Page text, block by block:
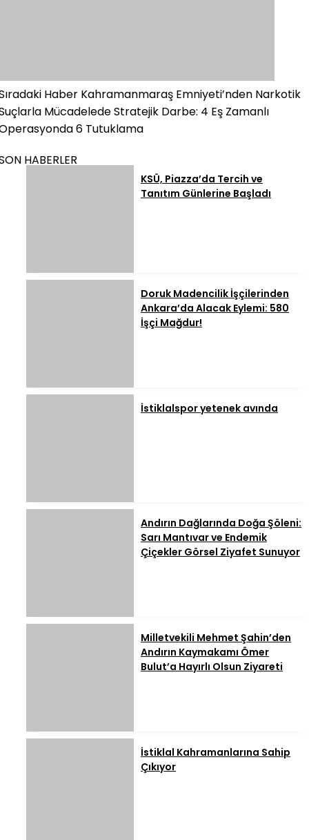
Haber Kahramanmaraş Emniyeti’nden Narkotik
Mücadelede Stratejik Darbe: 4 Eş Zamanlı
6 Tutuklama
HABERLER
KSÜ, Piazza’da Tercih ve
Tanıtım Günlerine Başladı
Doruk Madencilik İşçilerinden
Ankara’da Alacak Eylemi: 580
İşçi Mağdur!
İstiklalspor yetenek avında
Andırın Dağlarında Doğa Şöleni:
Sarı Mantıvar ve Endemik
Çiçekler Görsel Ziyafet Sunuyor
Milletvekili Mehmet Şahin’den
Andırın Kaymakamı Ömer
Bulut’a Hayırlı Olsun Ziyareti
İstiklal Kahramanlarına Sahip
Çıkıyor